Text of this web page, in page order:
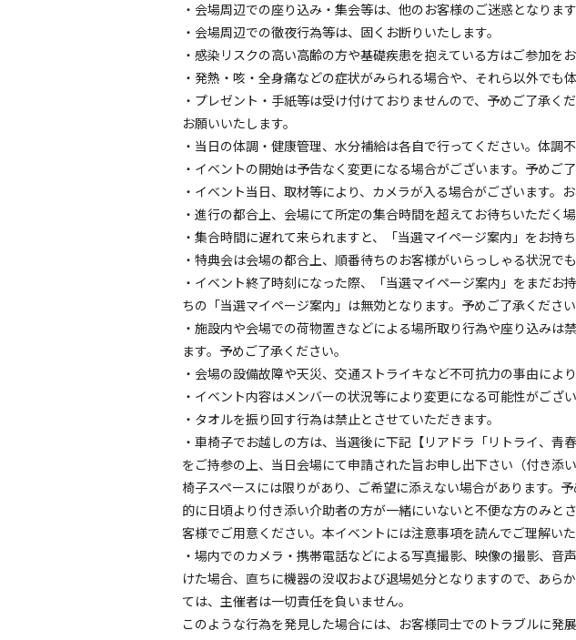
・会場周辺での座り込み・集会等は、他のお客様のご迷惑となりま
・会場周辺での徹夜行為等は、固くお断りいたします。
・感染リスクの高い高齢の方や基礎疾患を抱えている方はご参加をお
・発熱・咳・全身痛などの症状がみられる場合や、それら以外でも
・プレゼント・手紙等は受け付けておりませんので、予めご了承
お願いいたします。
・当日の体調・健康管理、水分補給は各自で行ってください。体調
・イベントの開始は予告なく変更になる場合がございます。予めご了
・イベント当日、取材等により、カメラが入る場合がございます。
・進行の都合上、会場にて所定の集合時間を超えてお待ちいただく
・集合時間に遅れて来られますと、「当選マイページ案内」をお持
・特典会は会場の都合上、順番待ちのお客様がいらっしゃる状況で
・イベント終了時刻になった際、「当選マイページ案内」をまだ
ちの「当選マイページ案内」は無効となります。予めご了承ください
・施設内や会場での荷物置きなどによる場所取り行為や座り込み
ます。予めご了承ください。
・会場の設備故障や天災、交通ストライキなど不可抗力の事由によ
・イベント内容はメンバーの状況等により変更になる可能性がござ
・タオルを振り回す行為は禁止とさせていただきます。
・車椅子でお越しの方は、当選後に下記【リアドラ「リトライ、
をご持参の上、当日会場にて申請された旨お申し出下さい（付き添
椅子スペースには限りがあり、ご希望に添えない場合があります。
的に日頃より付き添い介助者の方が一緒にいないと不便な方のみ
客様でご用意ください。本イベントには注意事項を読んでご理解い
・場内でのカメラ・携帯電話などによる写真撮影、映像の撮影、
けた場合、直ちに機器の没収および退場処分となりますので、あ
ては、主催者は一切責任を負いません。
このような行為を発見した場合には、お客様同士でのトラブルに